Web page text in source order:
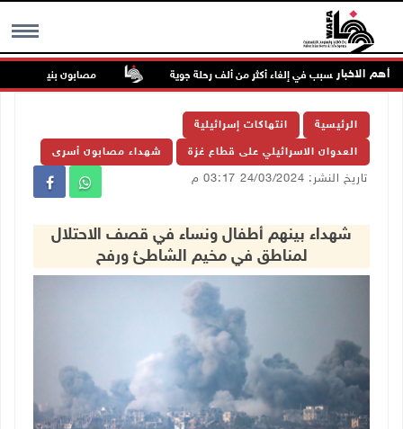
MENU أهم الاخبار
ويتسبب في إلغاء أكثر من ألف رحلة جوية مصابون بنيران الاحتلال
الرئيسية انتهاكات إسرائيلية
العدوان الاسرائيلي على قطاع غزة شهداء مصابون أسرى
تاريخ النشر: 24/03/2024 03:17 م
شهداء بينهم أطفال ونساء في قصف الاحتلال
لمناطق في مخيم الشاطئ ورفح